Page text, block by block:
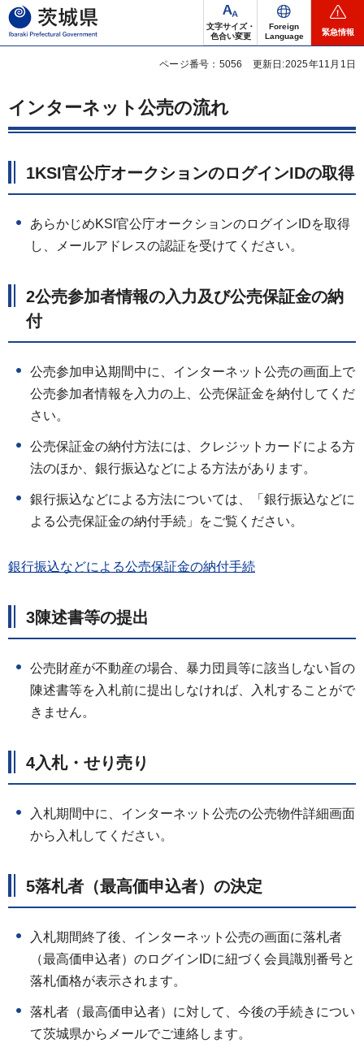
茨城県
文字サイズ・
色合い変更
Foreign
Language
緊急情報
ページ番号：5056 更新日:2025年11月1日
インターネット公売の流れ
1KSI官公庁オークションのログインIDの取得
あらかじめKSI官公庁オークションのログインIDを取得
し、メールアドレスの認証を受けてください。
2公売参加者情報の入力及び公売保証金の納
付
公売参加申込期間中に、インターネット公売の画面上で
公売参加者情報を入力の上、公売保証金を納付してくだ
さい。
公売保証金の納付方法には、クレジットカードによる方
法のほか、銀行振込などによる方法があります。
銀行振込などによる方法については、「銀行振込などに
よる公売保証金の納付手続」をご覧ください。
銀行振込などによる公売保証金の納付手続
3陳述書等の提出
公売財産が不動産の場合、暴力団員等に該当しない旨の
陳述書等を入札前に提出しなければ、入札することがで
きません。
4入札・せり売り
入札期間中に、インターネット公売の公売物件詳細画面
から入札してください。
5落札者（最高価申込者）の決定
入札期間終了後、インターネット公売の画面に落札者
（最高価申込者）のログインIDに紐づく会員識別番号と
落札価格が表示されます。
落札者（最高価申込者）に対して、今後の手続きについ
て茨城県からメールでご連絡します。